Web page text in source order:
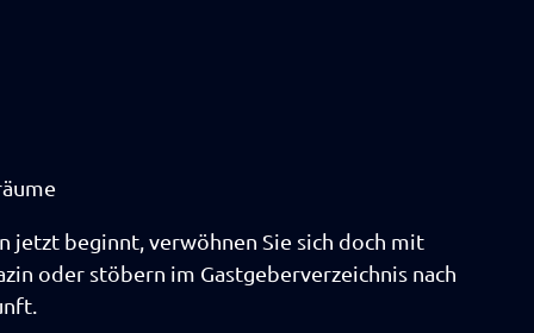
jetzt beginnt, verwöhnen Sie sich doch mit
oder stöbern im Gastgeberverzeichnis nach